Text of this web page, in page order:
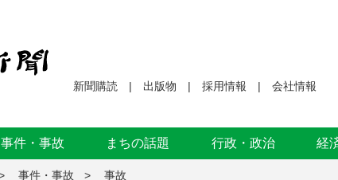
新聞購読 出版物 採用情報 会社情報
事件・事故 まちの話題 行政・政治 経
事件・事故 事故